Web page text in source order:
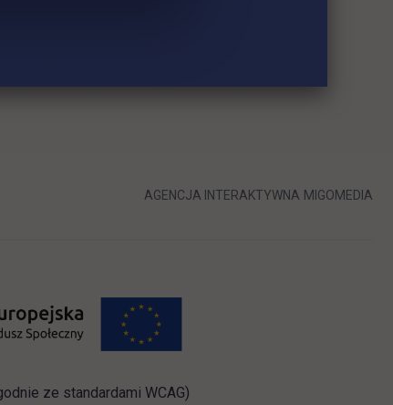
AGENCJA INTERAKTYWNA LINK OTWIERA
MIGOMEDIA
ze standardami WCAG)